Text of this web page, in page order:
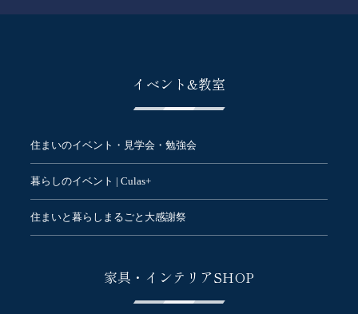
イベント&教室
住まいのイベント・見学会・勉強会
暮らしのイベント | Culas+
住まいと暮らしまるごと大感謝祭
家具・インテリアSHOP